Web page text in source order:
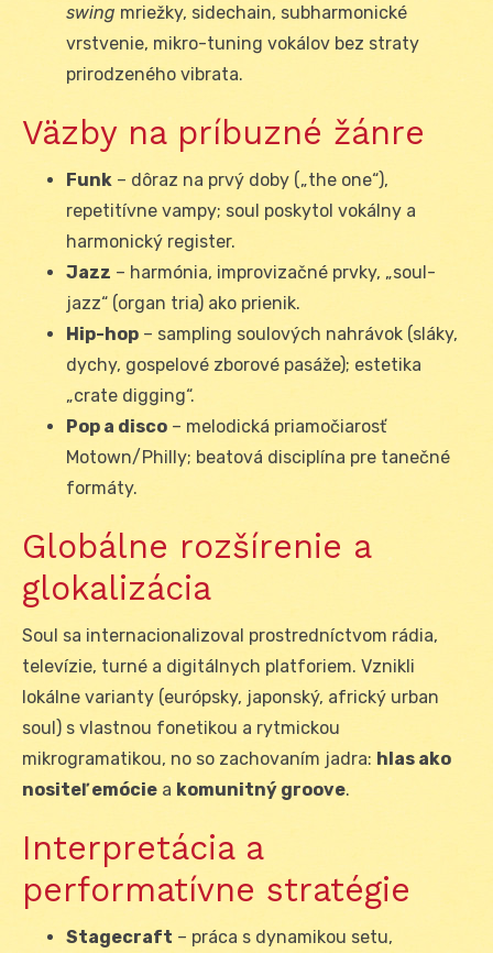
swing mriežky, sidechain, subharmonické
vrstvenie, mikro-tuning vokálov bez straty
prirodzeného vibrata.
Väzby na príbuzné žánre
Funk – dôraz na prvý doby („the one“),
repetitívne vampy; soul poskytol vokálny a
harmonický register.
Jazz – harmónia, improvizačné prvky, „soul-
jazz“ (organ tria) ako prienik.
Hip-hop – sampling soulových nahrávok (sláky,
dychy, gospelové zborové pasáže); estetika
„crate digging“.
Pop a disco – melodická priamočiarosť
Motown/Philly; beatová disciplína pre tanečné
formáty.
Globálne rozšírenie a
glokalizácia
Soul sa internacionalizoval prostredníctvom rádia,
televízie, turné a digitálnych platforiem. Vznikli
lokálne varianty (európsky, japonský, africký urban
soul) s vlastnou fonetikou a rytmickou
mikrogramatikou, no so zachovaním jadra: hlas ako
nositeľ emócie a komunitný groove.
Interpretácia a
performatívne stratégie
Stagecraft – práca s dynamikou setu,